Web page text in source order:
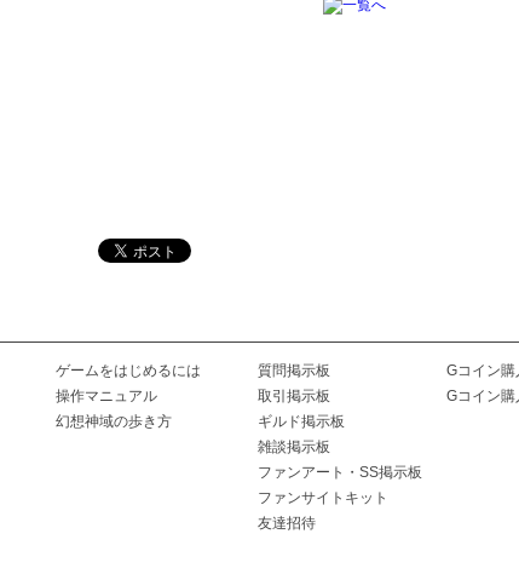
ゲームをはじめるには
操作マニュアル
幻想神域の歩き方
質問掲示板
取引掲示板
ギルド掲示板
雑談掲示板
ファンアート・SS掲示板
ファンサイトキット
友達招待
Gコイン購
Gコイン購